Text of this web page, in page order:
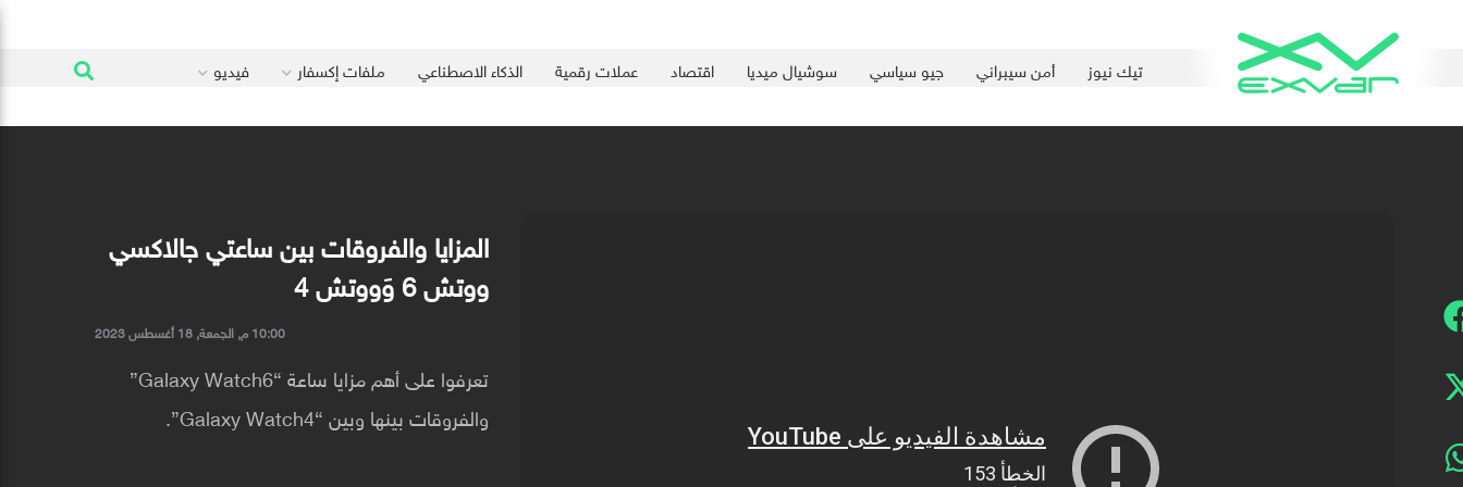
تيك نيوز أمن سيبراني جيو سياسي سوشيال ميديا اقتصاد عملات رقمية الذكاء الاصطناعي ملفات إكسفار فيديو
المزايا والفروقات بين ساعتي جالاكسي
ووتش 6 وَووتش 4
10:00 م, الجمعة, 18 أغسطس 2023
تعرفوا على أهم مزايا ساعة “Galaxy Watch6”
والفروقات بينها وبين “Galaxy Watch4”.